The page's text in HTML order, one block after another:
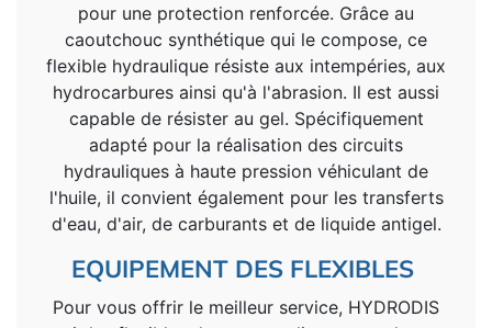
pour une protection renforcée. Grâce au
caoutchouc synthétique qui le compose, ce
flexible hydraulique résiste aux intempéries, aux
hydrocarbures ainsi qu'à l'abrasion. Il est aussi
capable de résister au gel. Spécifiquement
adapté pour la réalisation des circuits
hydrauliques à haute pression véhiculant de
l'huile, il convient également pour les transferts
d'eau, d'air, de carburants et de liquide antigel.
EQUIPEMENT DES FLEXIBLES
Pour vous offrir le meilleur service, HYDRODIS